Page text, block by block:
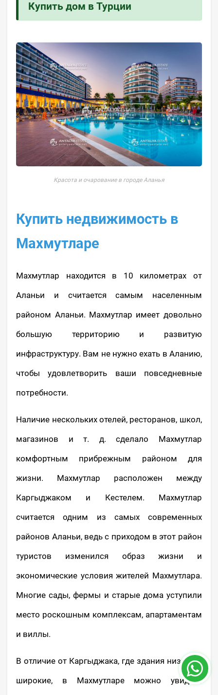
Купить дом в Турции
Красота и очарование в городе Аланья
Купить недвижимость в
Махмутларе
Махмутлар находится в 10 километрах от
Аланьи и считается самым населенным
районом Аланьи. Махмутлар имеет довольно
большую территорию и развитую
инфраструктуру. Вам не нужно ехать в Аланию,
чтобы удовлетворить ваши повседневные
потребности.
Наличие нескольких отелей, ресторанов, школ,
магазинов и т. д. сделало Махмутлар
комфортным прибрежным районом для
жизни. Махмутлар расположен между
Каргыджаком и Кестелем. Махмутлар
считается одним из самых современных
районов Аланьи, ведь с приходом в этот район
туристов изменился образ жизни и
экономические условия жителей Махмутлара.
Многие сады, фермы и старые дома уступили
место роскошным комплексам, апартаментам
и виллы.
В отличие от Каргыджака, где здания низкие и
широкие, в Махмутларе можно увидеть